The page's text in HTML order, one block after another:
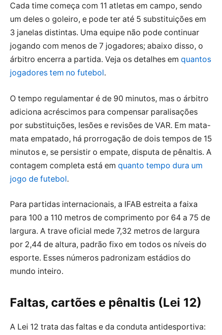
Cada time começa com 11 atletas em campo, sendo
um deles o goleiro, e pode ter até 5 substituições em
3 janelas distintas. Uma equipe não pode continuar
jogando com menos de 7 jogadores; abaixo disso, o
árbitro encerra a partida. Veja os detalhes em quantos
jogadores tem no futebol.
O tempo regulamentar é de 90 minutos, mas o árbitro
adiciona acréscimos para compensar paralisações
por substituições, lesões e revisões de VAR. Em mata-
mata empatado, há prorrogação de dois tempos de 15
minutos e, se persistir o empate, disputa de pênaltis. A
contagem completa está em quanto tempo dura um
jogo de futebol.
Para partidas internacionais, a IFAB estreita a faixa
para 100 a 110 metros de comprimento por 64 a 75 de
largura. A trave oficial mede 7,32 metros de largura
por 2,44 de altura, padrão fixo em todos os níveis do
esporte. Esses números padronizam estádios do
mundo inteiro.
Faltas, cartões e pênaltis (Lei 12)
A Lei 12 trata das faltas e da conduta antidesportiva: